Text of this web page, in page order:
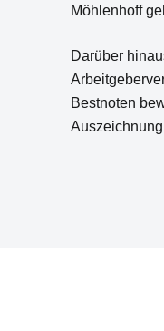
Möhlenhoff
Darüber
Bestnoten